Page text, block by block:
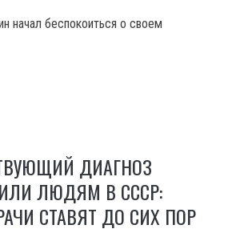
начал беспокоиться о своем
ДИАГНОЗ
ЛЮДЯМ В СССР:
СТАВЯТ ДО СИХ ПОР